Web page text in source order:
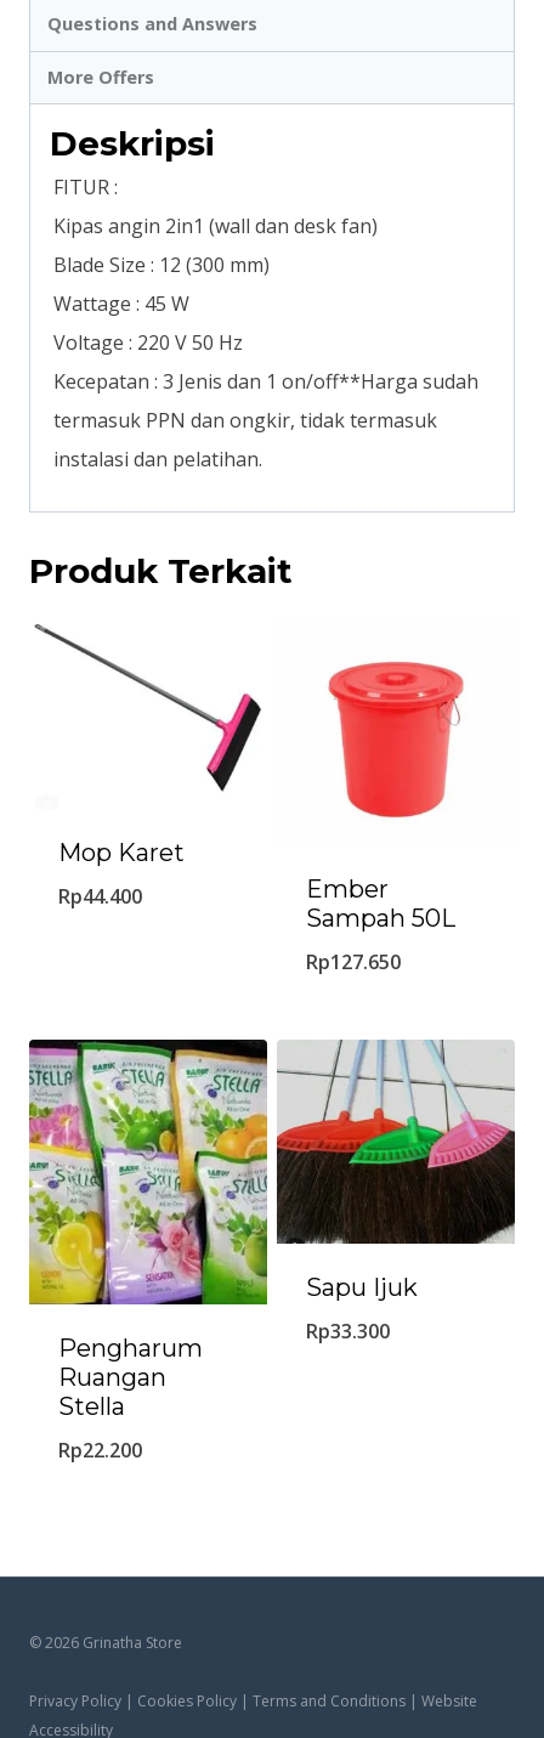
Desk
&
Questions and Answers
More Offers
Deskripsi
FITUR :
Kipas angin 2in1 (wall dan desk fan)
Blade Size : 12 (300 mm)
Wattage : 45 W
Voltage : 220 V 50 Hz
Kecepatan : 3 Jenis dan 1 on/off**Harga sudah
termasuk PPN dan ongkir, tidak termasuk
instalasi dan pelatihan.
Produk Terkait
Mop Karet
Rp44.400
Ember
Sampah 50L
Rp127.650
Pengharum
Ruangan
Stella
Rp22.200
Sapu Ijuk
Rp33.300
© 2026 Grinatha Store
Privacy Policy | Cookies Policy | Terms and Conditions | Website
Accessibility